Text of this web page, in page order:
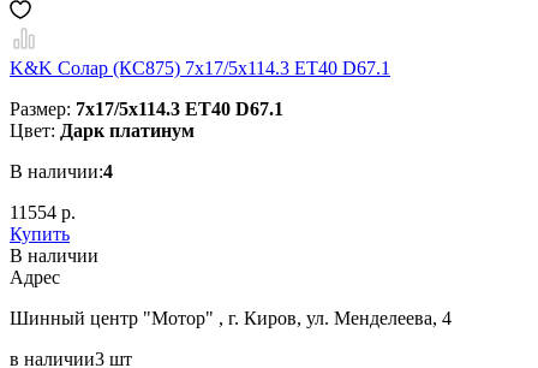
K&K Солар (КС875) 7x17/5x114.3 ET40 D67.1
Размер: 7x17/5x114.3 ET40 D67.1
Цвет: Дарк платинум
В наличии:4
11554 р.
Купить
В наличии
Aдрес
Шинный центр "Мотор" , г. Киров, ул. Менделеева, 4
в наличии3 шт